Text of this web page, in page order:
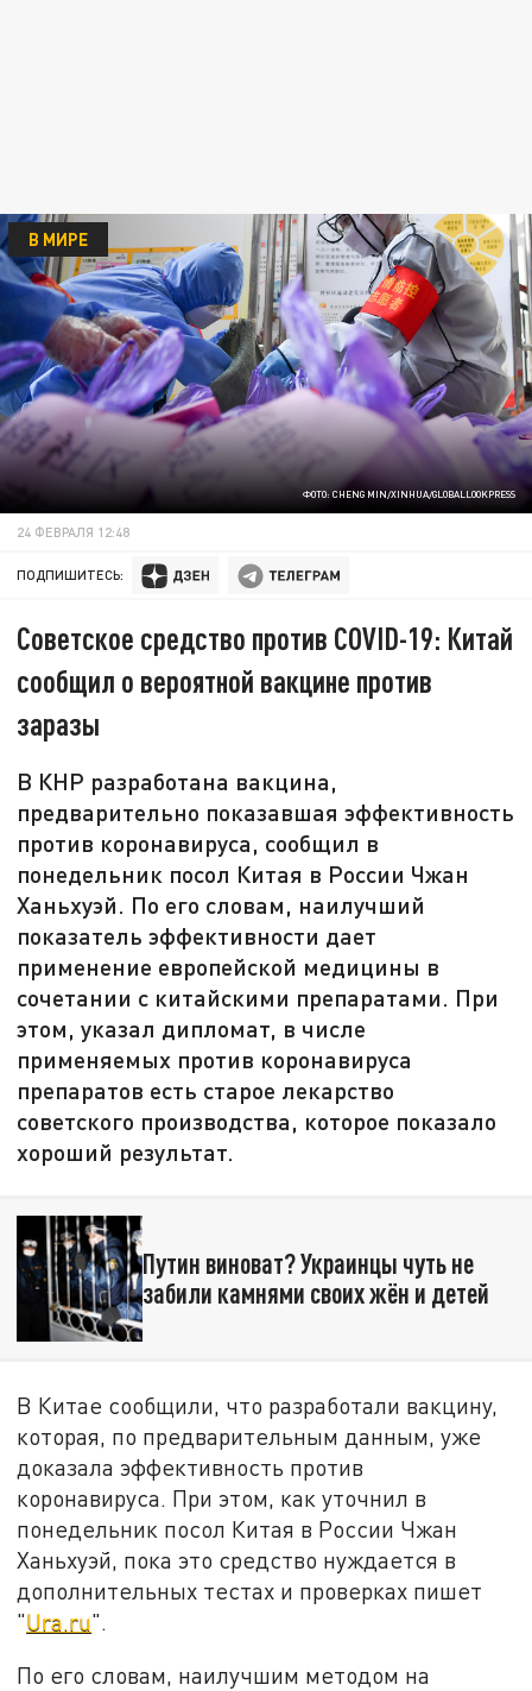
ФОТО: CHENG MIN/XINHUA/GLOBALLOOKPRESS
В МИРЕ
24 ФЕВРАЛЯ 12:48
ПОДПИШИТЕСЬ:
Советское средство против COVID-19: Китай
сообщил о вероятной вакцине против
заразы
В КНР разработана вакцина,
предварительно показавшая эффективность
против коронавируса, сообщил в
понедельник посол Китая в России Чжан
Ханьхуэй. По его словам, наилучший
показатель эффективности дает
применение европейской медицины в
сочетании с китайскими препаратами. При
этом, указал дипломат, в числе
применяемых против коронавируса
препаратов есть старое лекарство
советского производства, которое показало
хороший результат.
Путин виноват? Украинцы чуть не
забили камнями своих жён и детей
В Китае сообщили, что разработали вакцину,
которая, по предварительным данным, уже
доказала эффективность против
коронавируса. При этом, как уточнил в
понедельник посол Китая в России Чжан
Ханьхуэй, пока это средство нуждается в
дополнительных тестах и проверках пишет
"Ura.ru".
По его словам, наилучшим методом на